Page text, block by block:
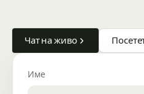
Чат на живо
Име